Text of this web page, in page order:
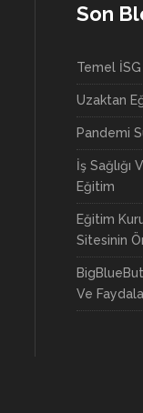
Son
Temel
Uzaktan
Pandemi
İş Sağlığı
Eğitim
Eğitim
Sitesinin
Ve